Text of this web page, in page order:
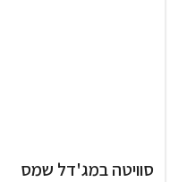
סוויטה במג'דל שמס